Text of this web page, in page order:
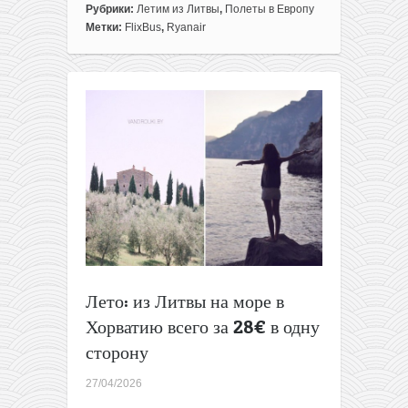
записи
Турин
за
37€
Рубрики: Летим из Литвы, Полеты в Европу
Метки: FlixBus, Ryanair
Лето: из Литвы на море в
Хорватию всего за 28€ в одну
сторону
27/04/2026